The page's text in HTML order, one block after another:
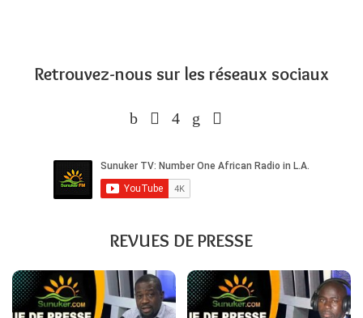
Retrouvez-nous sur les réseaux sociaux
REVUES DE PRESSE